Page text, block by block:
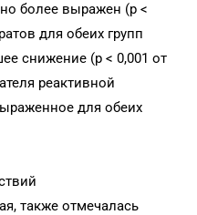
более выражен (p <
для обеих групп
снижение (p < 0,001 от
реактивной
для обеих
также отмечалась